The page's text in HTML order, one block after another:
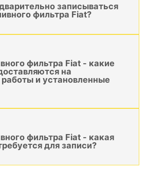
записываться
фильтра Fiat?
фильтра Fiat - какие
на
и установленные
фильтра Fiat - какая
для записи?